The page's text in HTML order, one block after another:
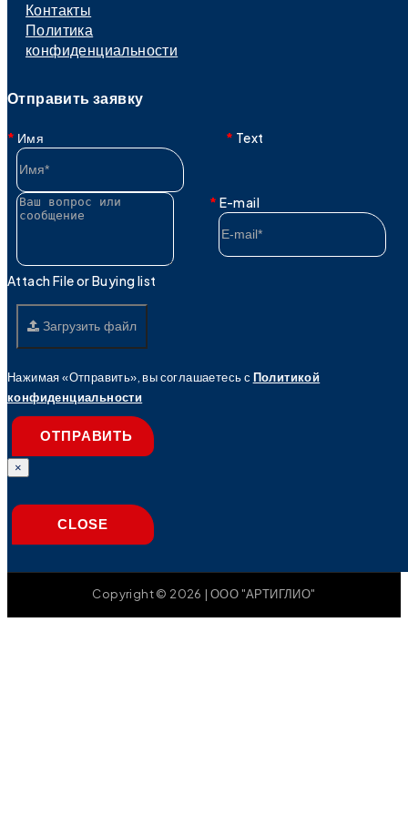
Контакты
Политика
конфиденциальности
Отправить заявку
Имя
E-mail
Text
Attach File or Buying list
Загрузить файл
Нажимая «Отправить», вы соглашаетесь с Политикой
конфиденциальности
ОТПРАВИТЬ
×
CLOSE
Copyright © 2026 | ООО "АРТИГЛИО"